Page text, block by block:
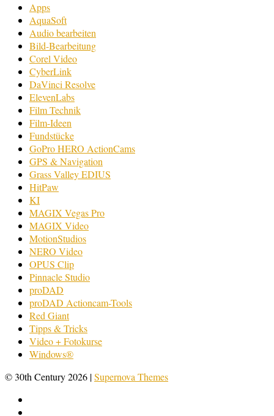
Apps
AquaSoft
Audio bearbeiten
Bild-Bearbeitung
Corel Video
CyberLink
DaVinci Resolve
ElevenLabs
Film Technik
Film-Ideen
Fundstücke
GoPro HERO ActionCams
GPS & Navigation
Grass Valley EDIUS
HitPaw
KI
MAGIX Vegas Pro
MAGIX Video
MotionStudios
NERO Video
OPUS Clip
Pinnacle Studio
proDAD
proDAD Actioncam-Tools
Red Giant
Tipps & Tricks
Video + Fotokurse
Windows®
© 30th Century 2026 |Supernova Themes